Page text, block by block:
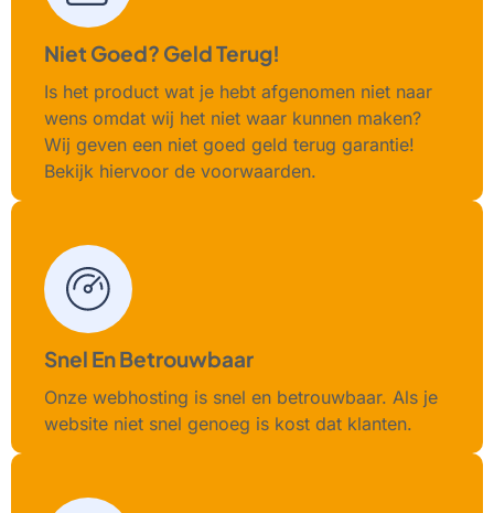
Niet Goed? Geld Terug!
Is het product wat je hebt afgenomen niet naar
wens omdat wij het niet waar kunnen maken?
Wij geven een niet goed geld terug garantie!
Bekijk hiervoor de voorwaarden.
Snel En Betrouwbaar
Onze webhosting is snel en betrouwbaar. Als je
website niet snel genoeg is kost dat klanten.